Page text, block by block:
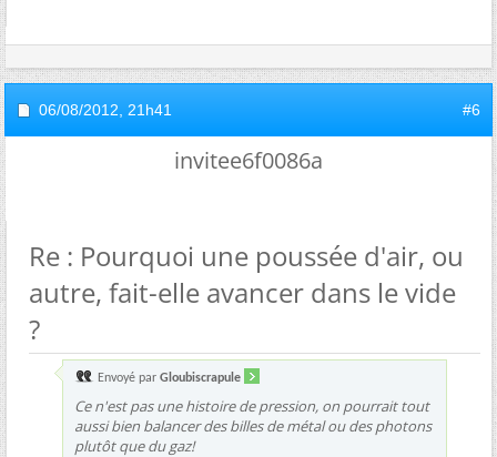
06/08/2012, 21h41 #6
invitee6f0086a
Re : Pourquoi une poussée d'air, ou
autre, fait-elle avancer dans le vide
?
Envoyé par Gloubiscrapule
Ce n'est pas une histoire de pression, on pourrait tout
aussi bien balancer des billes de métal ou des photons
plutôt que du gaz!